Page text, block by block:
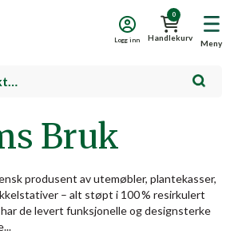
Meny
0
Handlekurv
Logg inn
Bruk
produsent av utemøbler, plantekasser,
– alt støpt i 100 % resirkulert
har de levert funksjonelle og designsterke